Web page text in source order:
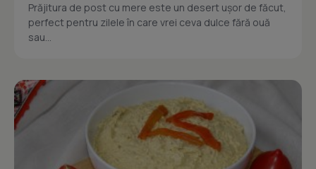
Prăjitura de post cu mere este un desert ușor de făcut,
perfect pentru zilele în care vrei ceva dulce fără ouă
sau...